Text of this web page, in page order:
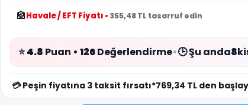
🏦Havale / EFT Fiyatı • 355,48 TL tasarruf edin
⭐4.8 Puan • 126Değerlendirme•🕒 Şu anda8
💳 Peşin fiyatına 3 taksit fırsatı*769,34 TL den